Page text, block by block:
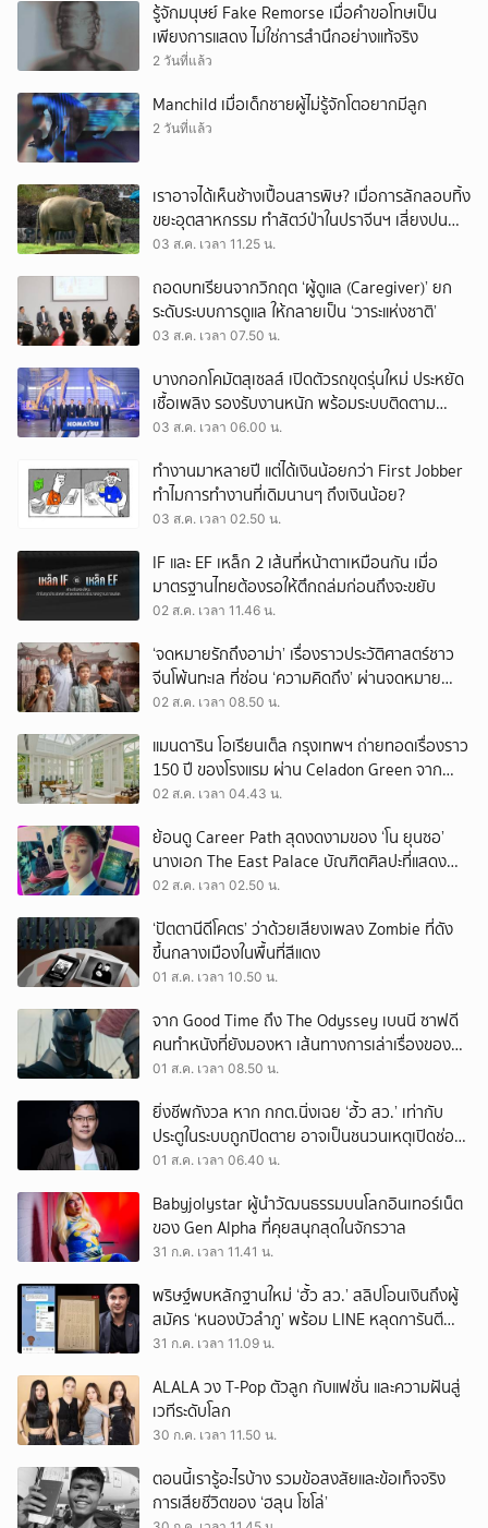
รู้จักมนุษย์ Fake Remorse เมื่อคำขอโทษเป็น
เพียงการแสดง ไม่ใช่การสำนึกอย่างแท้จริง
2 วันที่แล้ว
Manchild เมื่อเด็กชายผู้ไม่รู้จักโตอยากมีลูก
2 วันที่แล้ว
เราอาจได้เห็นช้างเปื้อนสารพิษ? เมื่อการลักลอบทิ้ง
ขยะอุตสาหกรรม ทำสัตว์ป่าในปราจีนฯ เสี่ยงปน
เปื้อน
03 ส.ค. เวลา 11.25 น.
ถอดบทเรียนจากวิกฤต ‘ผู้ดูแล (Caregiver)’ ยก
ระดับระบบการดูแล ให้กลายเป็น ‘วาระแห่งชาติ’
03 ส.ค. เวลา 07.50 น.
บางกอกโคมัตสุเซลส์ เปิดตัวรถขุดรุ่นใหม่ ประหยัด
เชื้อเพลิง รองรับงานหนัก พร้อมระบบติดตาม
เครื่องจักรผ่านดาวเทียม
03 ส.ค. เวลา 06.00 น.
ทำงานมาหลายปี แต่ได้เงินน้อยกว่า First Jobber
ทำไมการทำงานที่เดิมนานๆ ถึงเงินน้อย?
03 ส.ค. เวลา 02.50 น.
IF และ EF เหล็ก 2 เส้นที่หน้าตาเหมือนกัน เมื่อ
มาตรฐานไทยต้องรอให้ตึกถล่มก่อนถึงจะขยับ
02 ส.ค. เวลา 11.46 น.
‘จดหมายรักถึงอาม่า’ เรื่องราวประวัติศาสตร์ชาว
จีนโพ้นทะเล ที่ซ่อน ‘ความคิดถึง’ ผ่านจดหมาย
‘โพยก๊วน’
02 ส.ค. เวลา 08.50 น.
แมนดาริน โอเรียนเต็ล กรุงเทพฯ ถ่ายทอดเรื่องราว
150 ปี ของโรงแรม ผ่าน Celadon Green จาก
เครื่องศิลาดล
02 ส.ค. เวลา 04.43 น.
ย้อนดู Career Path สุดงดงามของ ‘โน ยุนซอ’
นางเอก The East Palace บัณฑิตศิลปะที่แสดง
เรื่องไหนก็ปัง
02 ส.ค. เวลา 02.50 น.
‘ปัตตานีดีโคตร’ ว่าด้วยเสียงเพลง Zombie ที่ดัง
ขึ้นกลางเมืองในพื้นที่สีแดง
01 ส.ค. เวลา 10.50 น.
จาก Good Time ถึง The Odyssey เบนนี ซาฟดี
คนทำหนังที่ยังมองหา เส้นทางการเล่าเรื่องของตัว
เอง
01 ส.ค. เวลา 08.50 น.
ยิ่งชีพกังวล หาก กกต.นิ่งเฉย ‘ฮั้ว สว.’ เท่ากับ
ประตูในระบบถูกปิดตาย อาจเป็นชนวนเหตุเปิดช่อง
‘ลงถนน’
01 ส.ค. เวลา 06.40 น.
Babyjolystar ผู้นำวัฒนธรรมบนโลกอินเทอร์เน็ต
ของ Gen Alpha ที่คุยสนุกสุดในจักรวาล
31 ก.ค. เวลา 11.41 น.
พริษฐ์พบหลักฐานใหม่ ‘ฮั้ว สว.’ สลิปโอนเงินถึงผู้
สมัคร ‘หนองบัวลำภู’ พร้อม LINE หลุดการันตี
ตำแหน่ง
31 ก.ค. เวลา 11.09 น.
ALALA วง T-Pop ตัวลูก กับแฟชั่น และความฝันสู่
เวทีระดับโลก
30 ก.ค. เวลา 11.50 น.
ตอนนี้เรารู้อะไรบ้าง รวมข้อสงสัยและข้อเท็จจริง
การเสียชีวิตของ ‘ฮลุน โซโล่’